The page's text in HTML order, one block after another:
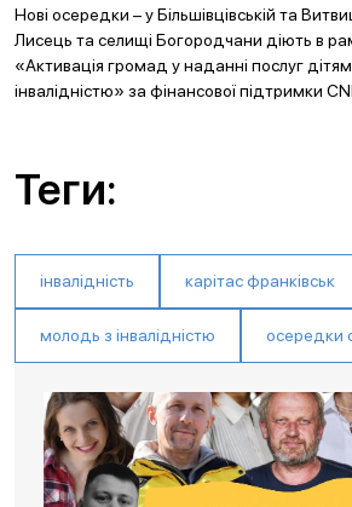
Нові осередки – у Більшівцівській та
Лисець та селищі Богородчани діють в
«Активація громад у наданні послуг
інвалідністю» за фінансової підтримки
Теги:
інвалідність карітас франківськ
молодь з інвалідністю осередки